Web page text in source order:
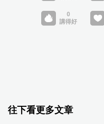
往下看更多文章